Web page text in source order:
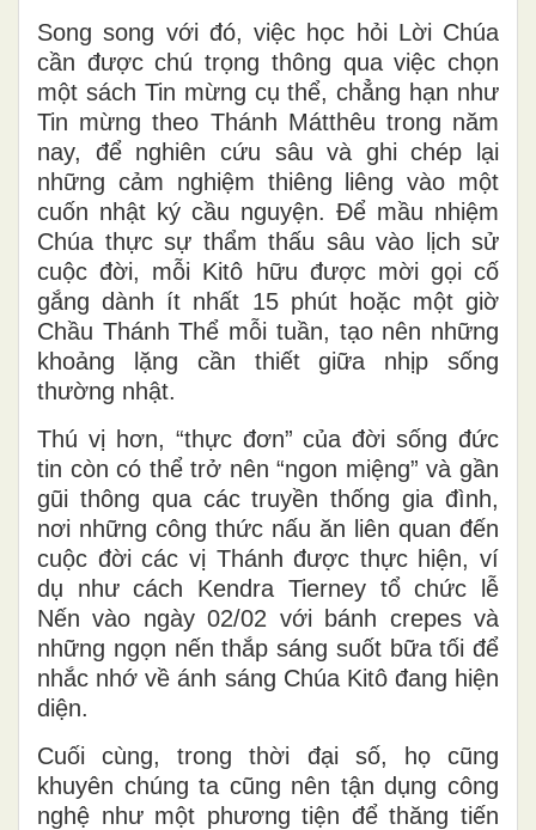
Song song với đó, việc học hỏi Lời Chúa
cần được chú trọng thông qua việc chọn
một sách Tin mừng cụ thể, chẳng hạn như
Tin mừng theo Thánh Mátthêu trong năm
nay, để nghiên cứu sâu và ghi chép lại
những cảm nghiệm thiêng liêng vào một
cuốn nhật ký cầu nguyện. Để mầu nhiệm
Chúa thực sự thẩm thấu sâu vào lịch sử
cuộc đời, mỗi Kitô hữu được mời gọi cố
gắng dành ít nhất 15 phút hoặc một giờ
Chầu Thánh Thể mỗi tuần, tạo nên những
khoảng lặng cần thiết giữa nhịp sống
thường nhật.
Thú vị hơn, “thực đơn” của đời sống đức
tin còn có thể trở nên “ngon miệng” và gần
gũi thông qua các truyền thống gia đình,
nơi những công thức nấu ăn liên quan đến
cuộc đời các vị Thánh được thực hiện, ví
dụ như cách Kendra Tierney tổ chức lễ
Nến vào ngày 02/02 với bánh crepes và
những ngọn nến thắp sáng suốt bữa tối để
nhắc nhớ về ánh sáng Chúa Kitô đang hiện
diện.
Cuối cùng, trong thời đại số, họ cũng
khuyên chúng ta cũng nên tận dụng công
nghệ như một phương tiện để thăng tiến